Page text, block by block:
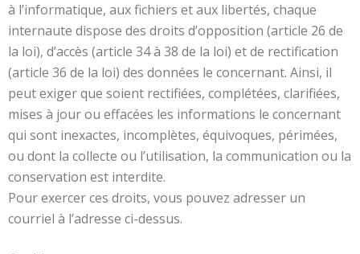
à l’informatique, aux fichiers et aux libertés, chaque
internaute dispose des droits d’opposition (article 26 de
la loi), d’accès (article 34 à 38 de la loi) et de rectification
(article 36 de la loi) des données le concernant. Ainsi, il
peut exiger que soient rectifiées, complétées, clarifiées,
mises à jour ou effacées les informations le concernant
qui sont inexactes, incomplètes, équivoques, périmées,
ou dont la collecte ou l’utilisation, la communication ou la
conservation est interdite.
Pour exercer ces droits, vous pouvez adresser un
courriel à l’adresse ci-dessus.